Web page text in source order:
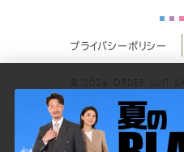
ツ
ー
ツ
プライバシーポリシー
© 2026 ORDER SUIT